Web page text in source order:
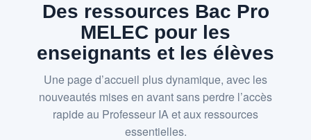
Des ressources Bac Pro
MELEC pour les
enseignants et les élèves
Une page d’accueil plus dynamique, avec les
nouveautés mises en avant sans perdre l’accès
rapide au Professeur IA et aux ressources
essentielles.